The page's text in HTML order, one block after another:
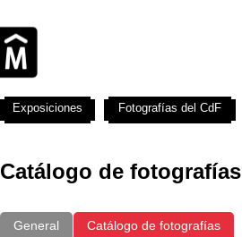
Catálogo de fotografías
General Catálogo de fotografías
Exposiciones Fotografías del CdF